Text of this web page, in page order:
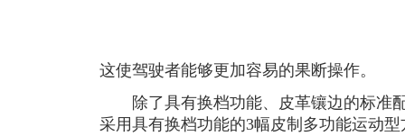
这使驾驶者能够更加容易的果断操作。
除了具有换档功能、皮革镶边的标准
采用具有换档功能的3幅皮制多功能运动